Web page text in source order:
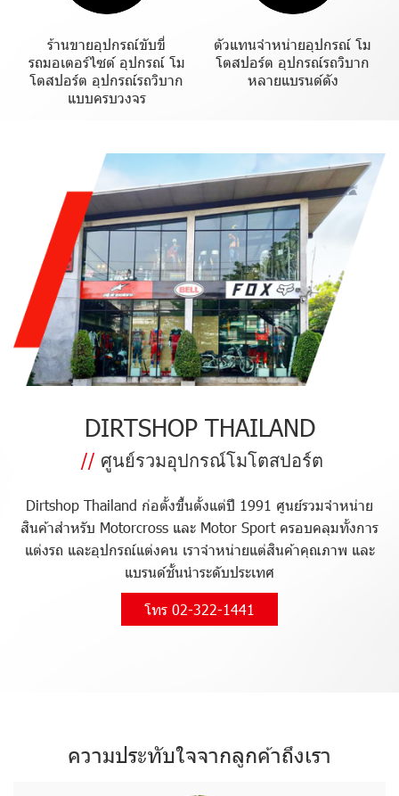
ร้านขายอุปกรณ์ขับขี่
รถมอเตอร์ไซต์ อุปกรณ์ โม
โตสปอร์ต อุปกรณ์รถวิบาก
แบบครบวงจร
ตัวแทนจำหน่ายอุปกรณ์ โม
โตสปอร์ต อุปกรณ์รถวิบาก
หลายแบรนด์ดัง
DIRTSHOP THAILAND
// ศูนย์รวมอุปกรณ์โมโตสปอร์ต
Dirtshop Thailand ก่อตั้งขึ้นตั้งแต่ปี 1991 ศูนย์รวมจำหน่าย
สินค้าสำหรับ Motorcross และ Motor Sport ครอบคลุมทั้งการ
แต่งรถ และอุปกรณ์แต่งคน เราจำหน่ายแต่สินค้าคุณภาพ และ
แบรนด์ชั้นนำระดับประเทศ
โทร 02-322-1441
ความประทับใจจากลูกค้าถึงเรา